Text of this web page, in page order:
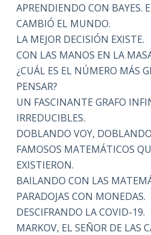
APRENDIENDO CON BAYES.
CAMBIÓ EL MUNDO.
LA MEJOR DECISIÓN EXISTE.
CON LAS MANOS EN LA
¿CUÁL ES EL NÚMERO MÁS
PENSAR?
UN FASCINANTE GRAFO
IRREDUCIBLES.
DOBLANDO VOY,
FAMOSOS MATEMÁTICOS
EXISTIERON.
BAILANDO CON LAS
PARADOJAS CON MONEDAS.
DESCIFRANDO LA COVID-19.
MARKOV, EL SEÑOR DE LAS